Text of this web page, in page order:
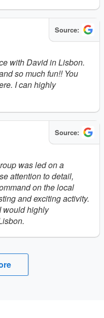
Source:
with David in Lisbon.
so much fun!! You
I can highly
Source:
was led on a
attention to detail,
on the local
and exciting activity.
would highly